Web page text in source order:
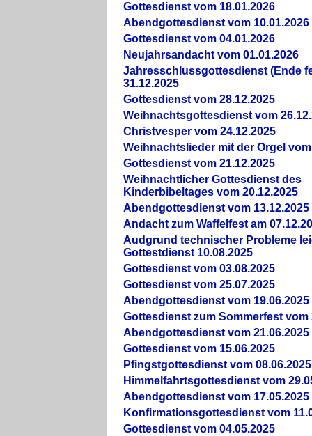
Gottesdienst vom 18.01.2026
Abendgottesdienst vom 10.01.2026
Gottesdienst vom 04.01.2026
Neujahrsandacht vom 01.01.2026
Jahresschlussgottesdienst (Ende
31.12.2025
Gottesdienst vom 28.12.2025
Weihnachtsgottesdienst vom
Christvesper vom 24.12.2025
Weihnachtslieder mit der Orgel vom
Gottesdienst vom 21.12.2025
Weihnachtlicher Gottesdienst des
Kinderbibeltages vom 20.12.2025
Abendgottesdienst vom 13.12.2025
Andacht zum Waffelfest am
Audgrund technischer Probleme
Gottestdienst 10.08.2025
Gottesdienst vom 03.08.2025
Gottesdienst vom 25.07.2025
Abendgottesdienst vom 19.06.2025
Gottesdienst zum Sommerfest vom
Abendgottesdienst vom 21.06.2025
Gottesdienst vom 15.06.2025
Pfingstgottesdienst vom 08.06.2025
Himmelfahrtsgottesdienst vom
Abendgottesdienst vom 17.05.2025
Konfirmationsgottesdienst vom
Gottesdienst vom 04.05.2025